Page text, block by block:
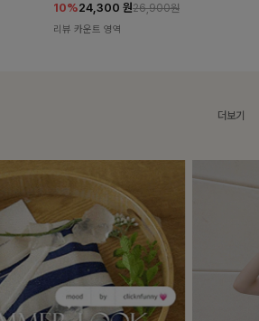
10%24,300 원26,900원
리뷰 카운트 영역
더보기